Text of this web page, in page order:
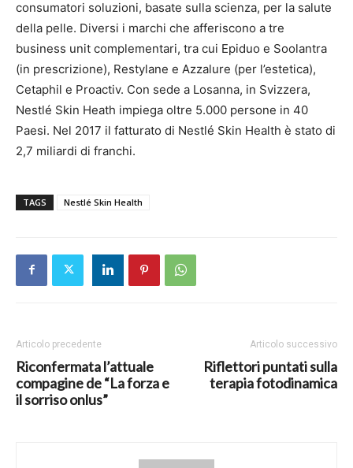
consumatori soluzioni, basate sulla scienza, per la salute
della pelle. Diversi i marchi che afferiscono a tre
business unit complementari, tra cui Epiduo e Soolantra
(in prescrizione), Restylane e Azzalure (per l’estetica),
Cetaphil e Proactiv. Con sede a Losanna, in Svizzera,
Nestlé Skin Heath impiega oltre 5.000 persone in 40
Paesi. Nel 2017 il fatturato di Nestlé Skin Health è stato di
2,7 miliardi di franchi.
TAGS Nestlé Skin Health
Articolo precedente
Riconfermata l’attuale
compagine de “La forza e
il sorriso onlus”
Articolo successivo
Riflettori puntati sulla
terapia fotodinamica